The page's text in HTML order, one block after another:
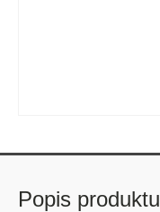
Popis produktu